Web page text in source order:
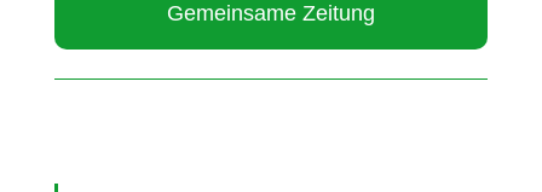
Gemeinsame Zeitung